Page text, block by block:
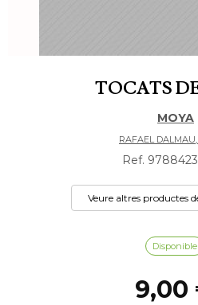
TOCATS
MOYA
RAFAEL
Ref.
Veure altres productes
Disponible
9,00